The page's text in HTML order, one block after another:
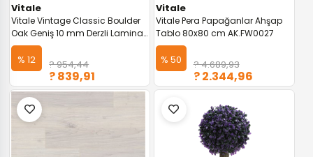
Vitale
Vitale Vintage Classic Boulder
Oak Geniş 10 mm Derzli Laminat
Parke VTLP.5542-G-VINTAGE
% 12 ? 954,44
? 839,91
Vitale
Vitale Pera Papağanlar Ahşap
Tablo 80x80 cm AK.FW0027
% 50 ? 4.689,93
? 2.344,96